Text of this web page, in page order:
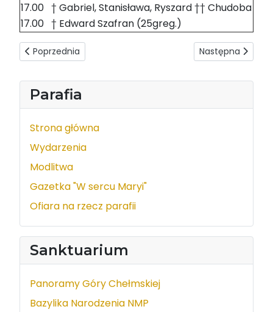
Parafia
Strona główna
Wydarzenia
Modlitwa
Gazetka "W sercu Maryi"
Ofiara na rzecz parafii
Sanktuarium
Panoramy Góry Chełmskiej
Bazylika Narodzenia NMP
17.00 † Gabriel, Stanisława, Ryszard †† Chudoba
17.00 † Edward Szafran (25greg.)
Poprzednia strona: Intencje mszalne 02-08.06.2019
Poprzednia Następna strona:
Następna